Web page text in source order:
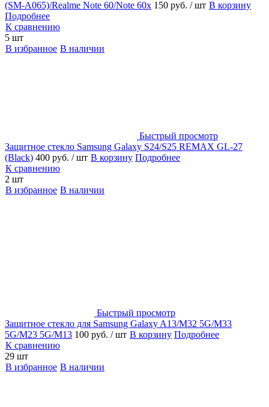
(SM-A065)/Realme Note 60/Note 60x 150 руб. / шт В корзину
Подробнее
К сравнению
5 шт
В избранное В наличии
Быстрый просмотр
Защитное стекло Samsung Galaxy S24/S25 REMAX GL-27
(Black) 400 руб. / шт В корзину Подробнее
К сравнению
2 шт
В избранное В наличии
Быстрый просмотр
Защитное стекло для Samsung Galaxy A13/M32 5G/M33
5G/M23 5G/M13 100 руб. / шт В корзину Подробнее
К сравнению
29 шт
В избранное В наличии